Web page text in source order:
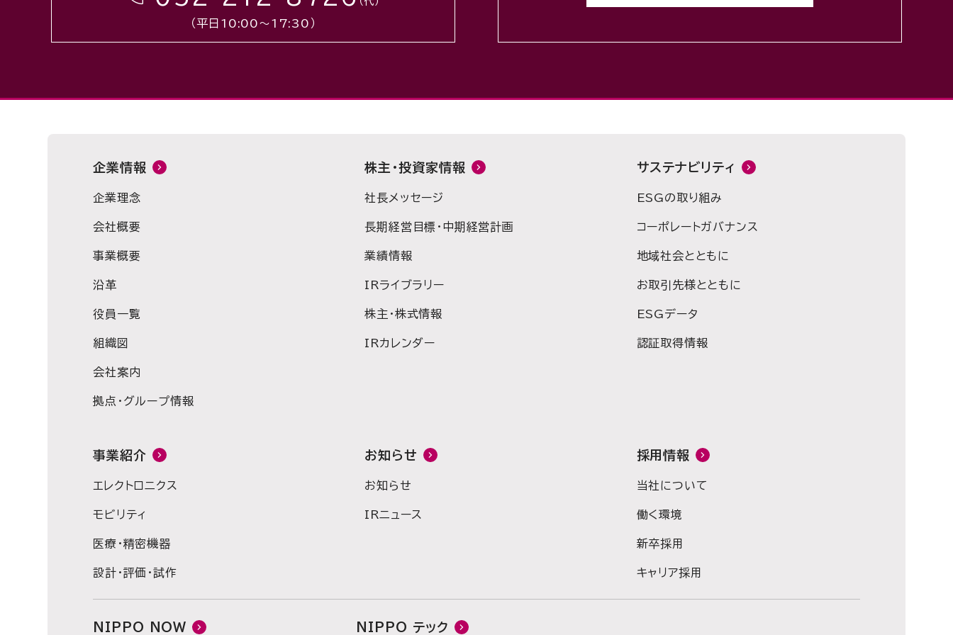
（平日10:00〜17:30）
企業情報
企業理念
会社概要
事業概要
沿革
役員一覧
組織図
会社案内
拠点・グループ情報
株主・投資家情報
社長メッセージ
長期経営目標・中期経営計画
業績情報
IRライブラリー
株主・株式情報
IRカレンダー
サステナビリティ
ESGの取り組み
コーポレートガバナンス
地域社会とともに
お取引先様とともに
ESGデータ
認証取得情報
事業紹介
エレクトロニクス
モビリティ
医療・精密機器
設計・評価・試作
お知らせ
お知らせ
IRニュース
採用情報
当社について
働く環境
新卒採用
キャリア採用
NIPPO NOW NIPPO テック